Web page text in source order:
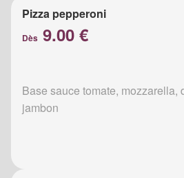
Pizza pepperoni
Dès 9.00 €
Base sauce tomate, mozzarella,
jambon